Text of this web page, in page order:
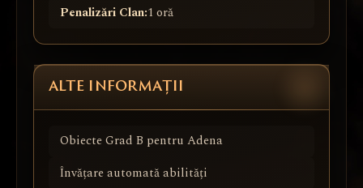
Penalizări Clan:1 oră
ALTE INFORMAȚII
Obiecte Grad B pentru Adena
Învățare automată abilități